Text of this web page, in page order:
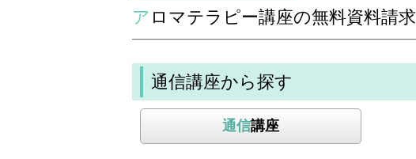
アロマテラピー講座の無料資料請求
通信講座から探す
通信講座